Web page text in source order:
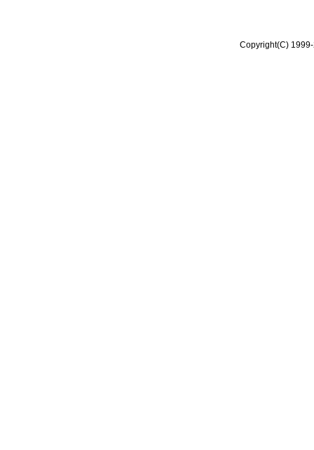
Copyright(C)